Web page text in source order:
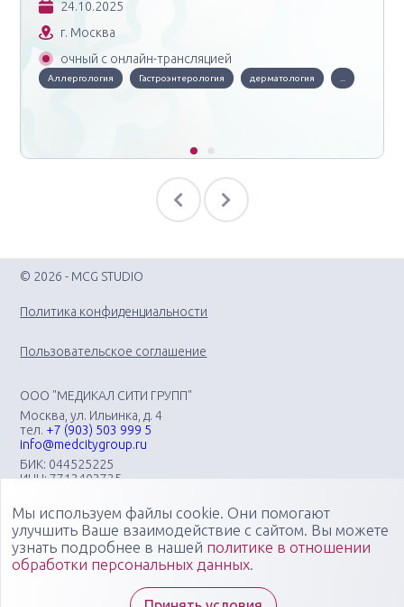
24.10.2025
г. Москва
очный с онлайн-трансляцией
Аллергология Гастроэнтерология дерматология
© 2026 - MCG STUDIO
Политика конфиденциальности
Пользовательское соглашение
ООО "МЕДИКАЛ СИТИ ГРУПП"
Москва, ул. Ильинка, д. 4
тел. +7 (903) 503 999 5
info@medcitygroup.ru
БИК: 044525225
ИНН: 7713403735
Организация научно-практических медицинских
мероприятий различного профиля: конгрессов, форумов,
конференций, симпозиумов, вебинаров, мастер-классов в
очных, онлайн- и смешанных форматах, повышающих
компетенции медицинских специалистов
Специалисты "Медикал Сити Групп" всегда готовы ответить
Мы используем файлы cookie. Они помогают
улучшить Ваше взаимодействие с сайтом. Вы можете
узнать подробнее в нашей политике в отношении
обработки персональных данных.